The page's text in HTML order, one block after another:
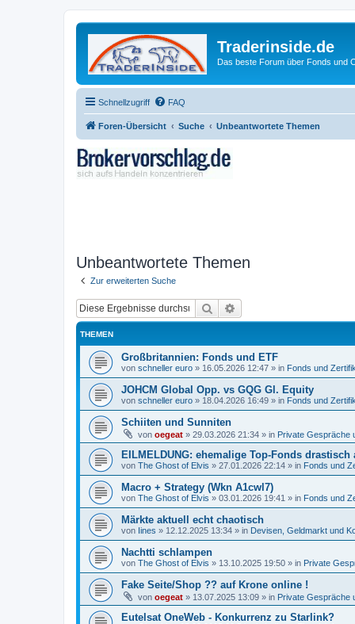
Traderinside.de
Das beste Forum über Fonds und
Schnellzugriff FAQ
Foren-Übersicht Suche Unbeantwortete Themen
Unbeantwortete Themen
Zur erweiterten Suche
Suche
THEMEN
Großbritannien: Fonds und ETF
von schneller euro » 16.05.2026 12:47 » in Fonds und
JOHCM Global Opp. vs GQG Gl. Equity
von schneller euro » 18.04.2026 16:49 » in Fonds und
Schiiten und Sunniten
von oegeat » 29.03.2026 21:34 » in Private Gespräche
EILMELDUNG: ehemalige Top-Fonds
von The Ghost of Elvis » 27.01.2026 22:14 » in Fonds und
Macro + Strategy (Wkn A1cwl7)
von The Ghost of Elvis » 03.01.2026 19:41 » in Fonds und
Märkte aktuell echt chaotisch
von Iines » 12.12.2025 13:34 » in Devisen, Geldmarkt und
Nachtti schlampen
von The Ghost of Elvis » 13.10.2025 19:50 » in Private
Fake Seite/Shop ?? auf Krone online !
von oegeat » 13.07.2025 13:09 » in Private Gespräche
Eutelsat OneWeb - Konkurrenz zu Starlink?